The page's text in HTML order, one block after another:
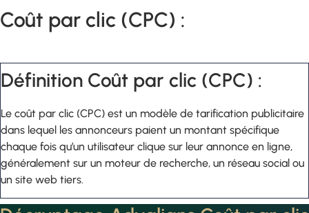
Coût par clic (CPC) :
Définition Coût par clic (CPC) :
Le coût par clic (CPC) est un modèle de tarification publicitaire
dans lequel les annonceurs paient un montant spécifique
chaque fois qu’un utilisateur clique sur leur annonce en ligne,
généralement sur un moteur de recherche, un réseau social ou
un site web tiers.